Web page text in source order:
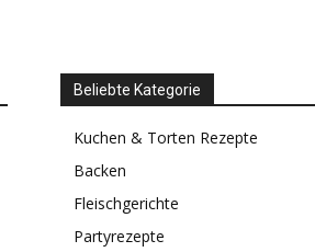
Beliebte Kategorie
Kuchen & Torten Rezepte
Backen
Fleischgerichte
Partyrezepte